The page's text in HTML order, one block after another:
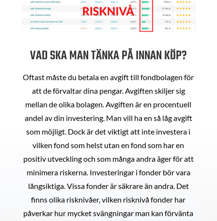
VAD SKA MAN TÄNKA PÅ INNAN KÖP?
Oftast måste du betala en avgift till fondbolagen för
att de förvaltar dina pengar. Avgiften skiljer sig
mellan de olika bolagen. Avgiften är en procentuell
andel av din investering. Man vill ha en så låg avgift
som möjligt. Dock är det viktigt att inte investera i
vilken fond som helst utan en fond som har en
positiv utveckling och som många andra äger för att
minimera riskerna. Investeringar i fonder bör vara
långsiktiga. Vissa fonder är säkrare än andra. Det
finns olika risknivåer, vilken risknivå fonder har
påverkar hur mycket svängningar man kan förvänta